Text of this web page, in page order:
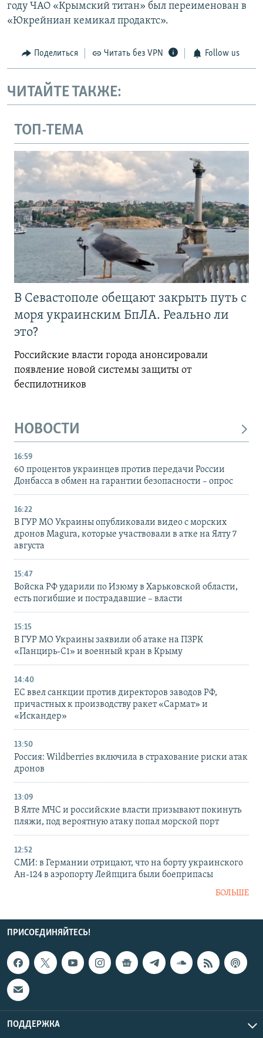
году ЧАО «Крымский титан» был переименован в
«Юкрейниан кемикал продактс».
Поделиться Читать без VPN Follow us
ЧИТАЙТЕ ТАКЖЕ:
ТОП-ТЕМА
В Севастополе обещают закрыть путь с
моря украинским БпЛА. Реально ли
это?
Российские власти города анонсировали
появление новой системы защиты от
беспилотников
НОВОСТИ
16:59
60 процентов украинцев против передачи России
Донбасса в обмен на гарантии безопасности – опрос
16:22
В ГУР МО Украины опубликовали видео с морских
дронов Magura, которые участвовали в атке на Ялту 7
августа
15:47
Войска РФ ударили по Изюму в Харьковской области,
есть погибшие и пострадавшие – власти
15:15
В ГУР МО Украины заявили об атаке на ПЗРК
«Панцирь-С1» и военный кран в Крыму
14:40
ЕС ввел санкции против директоров заводов РФ,
причастных к производству ракет «Сармат» и
«Искандер»
13:50
Россия: Wildberries включила в страхование риски атак
дронов
13:09
В Ялте МЧС и российские власти призывают покинуть
пляжи, под вероятную атаку попал морской порт
12:52
СМИ: в Германии отрицают, что на борту украинского
Ан-124 в аэропорту Лейпцига были боеприпасы
БОЛЬШЕ
ПРИСОЕДИНЯЙТЕСЬ!
ПОДДЕРЖКА